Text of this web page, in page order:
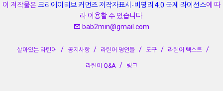
이 저작물은크리에이티브 커먼즈 저작자표시-비영리 4.0 국제 라이선스에 따
라 이용할 수 있습니다.
bab2min@gmail.com
살아있는 라틴어 공지사항 라틴어 명언들 도구 라틴어 텍스트
라틴어 Q&A 링크